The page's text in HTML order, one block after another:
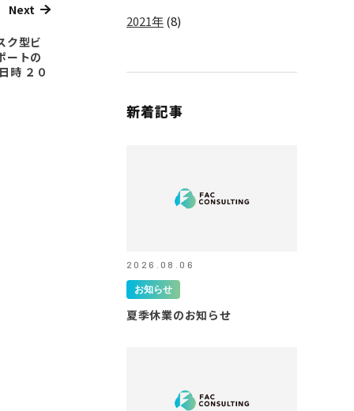
Next
ク型ビ
ートの
時 ２０
2021年(8)
新着記事
2026.08.06
お知らせ
夏季休業のお知らせ